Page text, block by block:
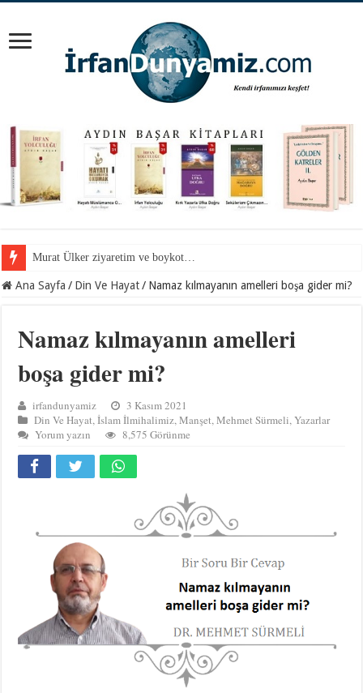
Mevlana Hazretlerini nerede arayalım?
Ana Sayfa / Din Ve Hayat / Namaz kılmayanın amelleri boşa gider mi?
Namaz kılmayanın amelleri
boşa gider mi?
irfandunyamiz
3 Kasım 2021
Din Ve Hayat,İslam İlmihalimiz,Manşet,Mehmet Sürmeli,Yazarlar
Yorum yazın
8,575 Görünme